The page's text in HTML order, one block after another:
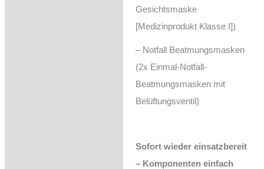
Gesichtsmaske
[Medizinprodukt Klasse I])
– Notfall Beatmungsmasken
(2x Einmal-Notfall-
Beatmungsmasken mit
Belüftungsventil)
Sofort wieder einsatzbereit
– Komponenten einfach